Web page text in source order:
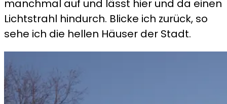
manchmal auf und lässt hier und da einen
Lichtstrahl hindurch. Blicke ich zurück, so
sehe ich die hellen Häuser der Stadt.